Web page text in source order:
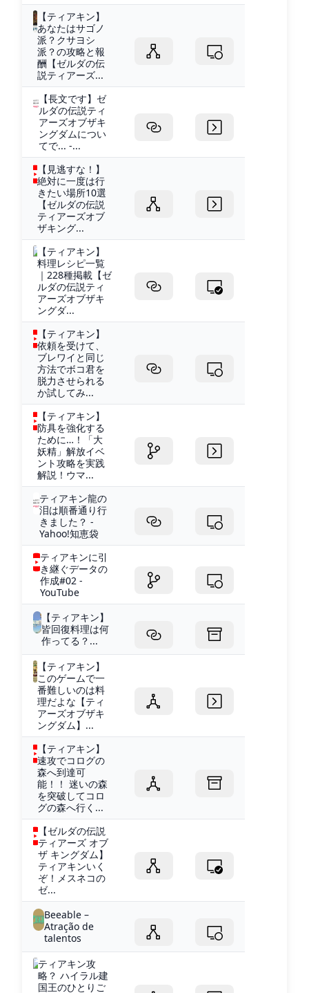
【ティアキン】
あなたはサゴノ
派？クサヨシ
派？の攻略と報
酬【ゼルダの伝
説ティアーズ...
【長文です】ゼ
ルダの伝説ティ
アーズオブザキ
ングダムについ
てで... -...
【見逃すな！】
絶対に一度は行
きたい場所10選
【ゼルダの伝説
ティアーズオブ
ザキング...
【ティアキン】
料理レシピ一覧
｜228種掲載【ゼ
ルダの伝説ティ
アーズオブザキ
ングダ...
【ティアキン】
依頼を受けて、
ブレワイと同じ
方法でボコ君を
脱力させられる
か試してみ...
【ティアキン】
防具を強化する
ために…！「大
妖精」解放イベ
ント攻略を実践
解説！ウマ...
ティアキン龍の
泪は順番通り行
きました？ -
Yahoo!知恵袋
ティアキンに引
き継ぐデータの
作成#02 -
YouTube
【ティアキン】
皆回復料理は何
作ってる？...
【ティアキン】
このゲームで一
番難しいのは料
理だよな【ティ
アーズオブザキ
ングダム】...
【ティアキン】
速攻でコログの
森へ到達可
能！！ 迷いの森
を突破してコロ
グの森へ行く...
【ゼルダの伝説
ティアーズ オブ
ザ キングダム】
ティアキンいく
ぞ！メスネコの
ゼ...
Beeable –
Atração de
talentos
ティアキン攻
略？ ハイラル建
国王のひとりご